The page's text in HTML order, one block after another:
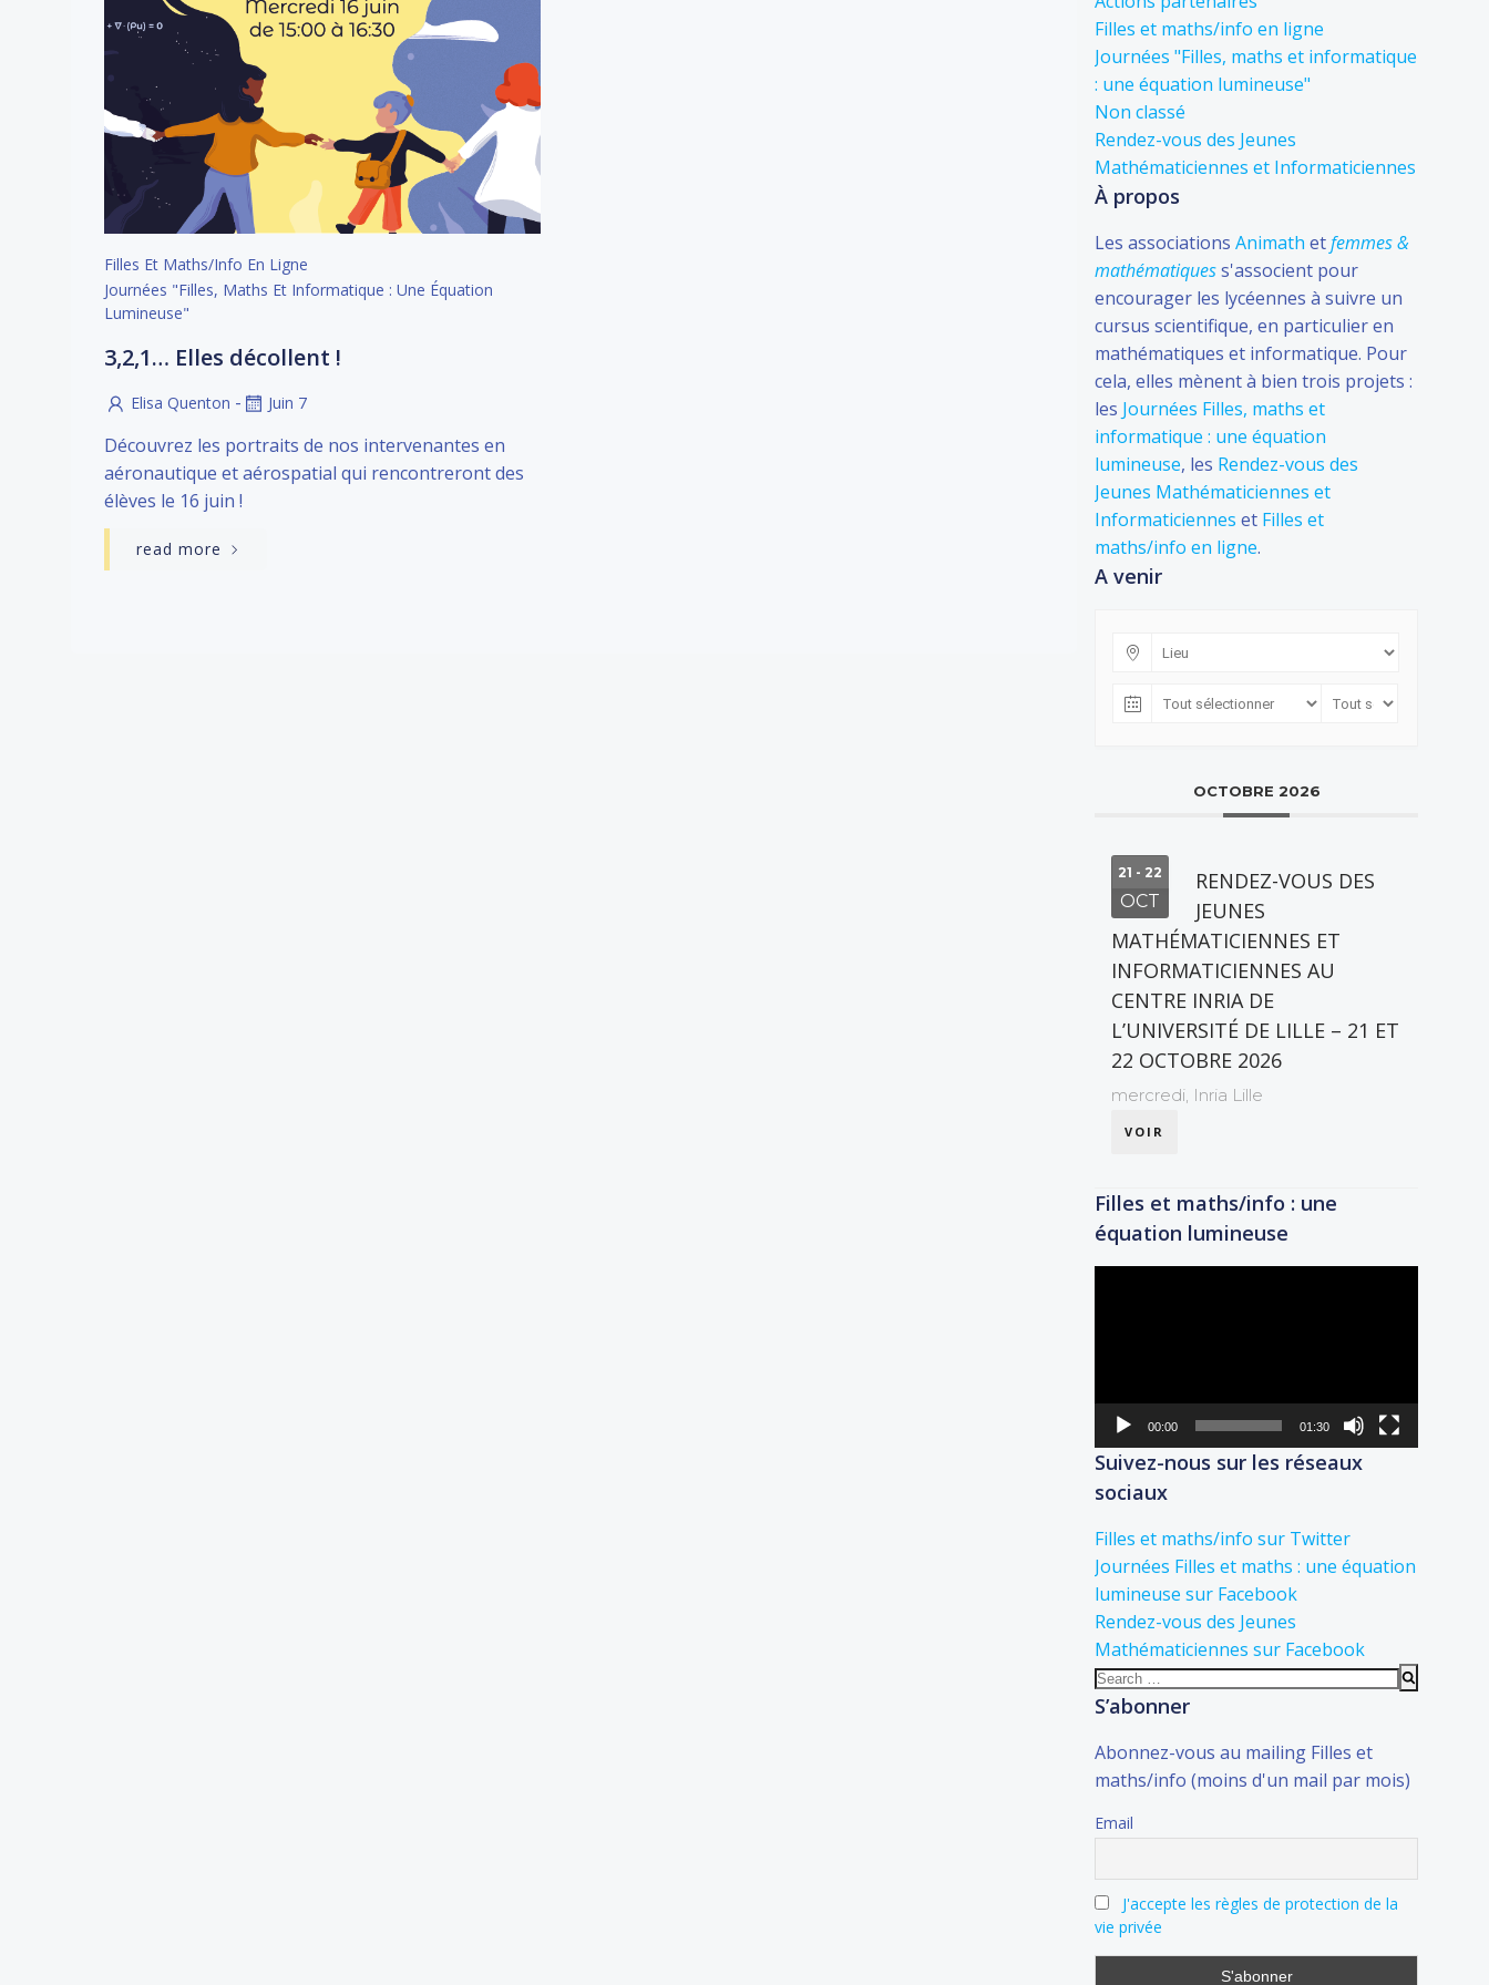
Filles Et Maths/info En Ligne
Journées "Filles, Maths Et Informatique : Une Équation
Lumineuse"
3,2,1… Elles décollent !
Elisa Quenton - Juin 7
Découvrez les portraits de nos intervenantes en
aéronautique et aérospatial qui rencontreront des
élèves le 16 juin !
read more
Filles et maths/info en ligne
Journées "Filles, maths et informatique
: une équation lumineuse"
Non classé
Rendez-vous des Jeunes
Mathématiciennes et Informaticiennes
À propos
Les associations Animath etfemmes &
mathématiquess'associent pour
encourager les lycéennes à suivre un
cursus scientifique, en particulier en
mathématiques et informatique. Pour
cela, elles mènent à bien trois projets :
les Journées Filles, maths et
informatique : une équation
lumineuse, les Rendez-vous des
Jeunes Mathématiciennes et
Informaticiennes et Filles et
maths/info en ligne.
A venir
OCTOBRE 2026
21 - 22
OCT
RENDEZ-VOUS DES
JEUNES
MATHÉMATICIENNES ET
INFORMATICIENNES AU
CENTRE INRIA DE
L’UNIVERSITÉ DE LILLE – 21 ET
22 OCTOBRE 2026
mercredi, Inria Lille
VOIR
Filles et maths/info : une
équation lumineuse
00:00 01:30
Suivez-nous sur les réseaux
sociaux
Filles et maths/info sur Twitter
Journées Filles et maths : une équation
lumineuse sur Facebook
Rendez-vous des Jeunes
Mathématiciennes sur Facebook
Search
for:
S’abonner
Abonnez-vous au mailing Filles et
maths/info (moins d'un mail par mois)
Email
J'accepte les règles de protection de la
vie privée